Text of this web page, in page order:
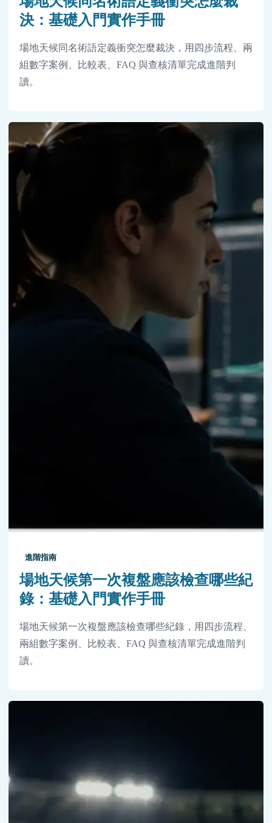
決：基礎入門實作手冊
場地天候同名術語定義衝突怎麼裁決，用四步流程、兩
組數字案例、比較表、FAQ 與查核清單完成進階判
讀。
進階指南
場地天候第一次複盤應該檢查哪些紀
錄：基礎入門實作手冊
場地天候第一次複盤應該檢查哪些紀錄，用四步流程、
兩組數字案例、比較表、FAQ 與查核清單完成進階判
讀。